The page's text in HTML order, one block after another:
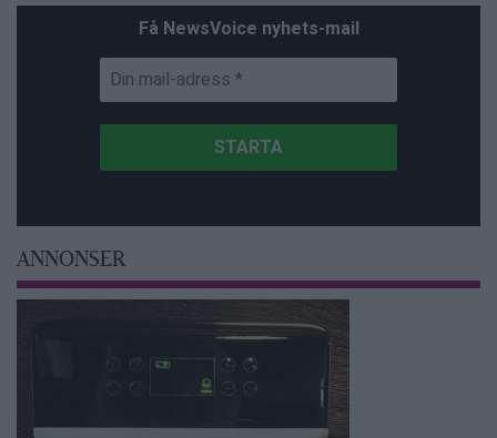
Få NewsVoice nyhets-mail
ANNONSER